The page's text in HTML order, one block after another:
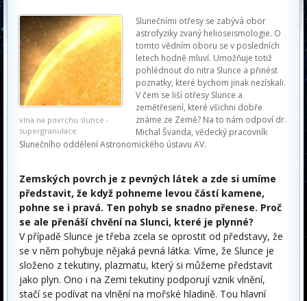
vlna na povrchu slunce -
supergranulace
Slunečními otřesy se zabývá obor
astrofyziky zvaný helioseismologie. O
tomto vědním oboru se v posledních
letech hodně mluví. Umožňuje totiž
pohlédnout do nitra Slunce a přinést
poznatky, které bychom jinak nezískali.
V čem se liší otřesy Slunce a
zemětřesení, které všichni dobře
známe ze Země? Na to nám odpoví dr.
Michal Švanda, vědecký pracovník
Slunečního oddělení Astronomického ústavu AV.
Zemských povrch je z pevných látek a zde si umíme
představit, že když pohneme levou částí kamene,
pohne se i pravá. Ten pohyb se snadno přenese. Proč
se ale přenáší chvění na Slunci, které je plynné?
V případě Slunce je třeba zcela se oprostit od představy, že
se v něm pohybuje nějaká pevná látka. Víme, že Slunce je
složeno z tekutiny, plazmatu, který si můžeme představit
jako plyn. Ono i na Zemi tekutiny podporují vznik vlnění,
stačí se podívat na vlnění na mořské hladině. Tou hlavní